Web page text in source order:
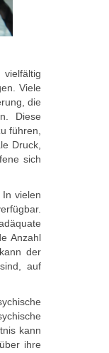
vielfältig
Viele
die
Diese
führen,
Druck,
sich
vielen
Anzahl
der
auf
kann
ihre